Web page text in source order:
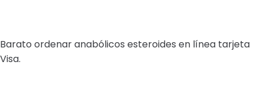
Barato ordenar anabólicos esteroides en línea tarjeta
Visa.